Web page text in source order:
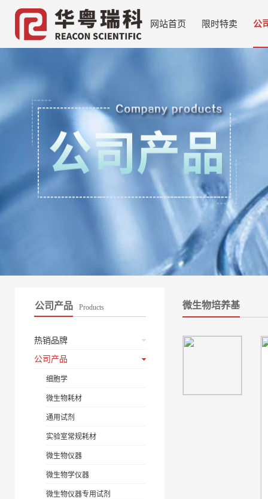
网站首页 限时特卖 公
公司产品 Products
热销品牌
公司产品
细胞学
微生物耗材
通用试剂
实验室常规耗材
微生物仪器
微生物学仪器
微生物仪器专用试剂
微生物培养基